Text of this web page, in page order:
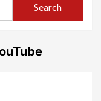
Search